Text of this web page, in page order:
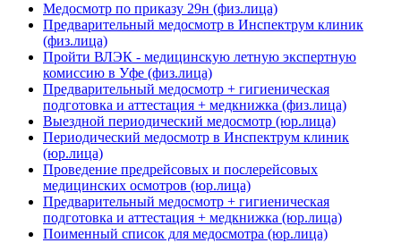
Медосмотр по приказу 29н (физ.лица)
Предварительный медосмотр в Инспектрум клиник
(физ.лица)
Пройти ВЛЭК - медицинскую летную экспертную
комиссию в Уфе (физ.лица)
Предварительный медосмотр + гигиеническая
подготовка и аттестация + медкнижка (физ.лица)
Выездной периодический медосмотр (юр.лица)
Периодический медосмотр в Инспектрум клиник
(юр.лица)
Проведение предрейсовых и послерейсовых
медицинских осмотров (юр.лица)
Предварительный медосмотр + гигиеническая
подготовка и аттестация + медкнижка (юр.лица)
Поименный список для медосмотра (юр.лица)